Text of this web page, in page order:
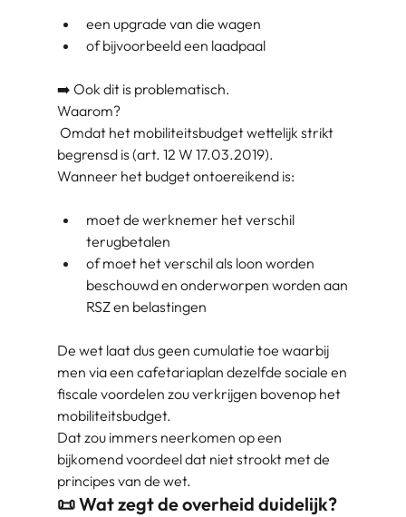
een upgrade van die wagen
of bijvoorbeeld een laadpaal
➡️ Ook dit is problematisch.
Waarom?
Omdat het mobiliteitsbudget wettelijk strikt
begrensd is (art. 12 W 17.03.2019).
Wanneer het budget ontoereikend is:
moet de werknemer het verschil
terugbetalen
of moet het verschil als loon worden
beschouwd en onderworpen worden aan
RSZ en belastingen
De wet laat dus geen cumulatie toe waarbij
men via een cafetariaplan dezelfde sociale en
fiscale voordelen zou verkrijgen bovenop het
mobiliteitsbudget.
Dat zou immers neerkomen op een
bijkomend voordeel dat niet strookt met de
principes van de wet.
📜 Wat zegt de overheid duidelijk?